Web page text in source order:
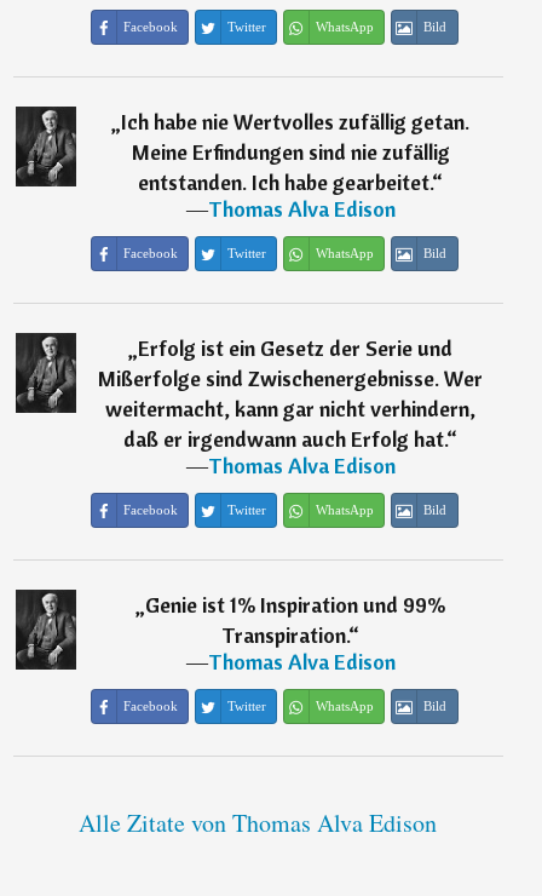
Facebook Twitter WhatsApp Bild
„Ich habe nie Wertvolles zufällig getan.
Meine Erfindungen sind nie zufällig
entstanden. Ich habe gearbeitet.“
―Thomas Alva Edison
Facebook Twitter WhatsApp Bild
„Erfolg ist ein Gesetz der Serie und
Mißerfolge sind Zwischenergebnisse. Wer
weitermacht, kann gar nicht verhindern,
daß er irgendwann auch Erfolg hat.“
―Thomas Alva Edison
Facebook Twitter WhatsApp Bild
„Genie ist 1% Inspiration und 99%
Transpiration.“
―Thomas Alva Edison
Facebook Twitter WhatsApp Bild
Alle Zitate von Thomas Alva Edison